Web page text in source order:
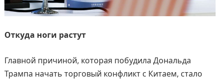
Откуда ноги растут
Главной причиной, которая побудила Дональда
Трампа начать торговый конфликт с Китаем, стало